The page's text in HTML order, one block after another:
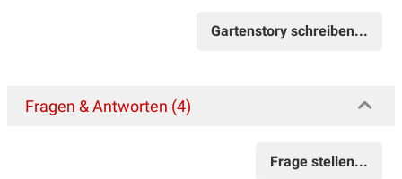
Gartenstory schreiben...
Fragen & Antworten (4)
Frage stellen...